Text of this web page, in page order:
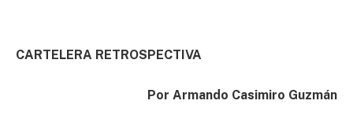
CARTELERA RETROSPECTIVA
Por Armando Casimiro Guzmán